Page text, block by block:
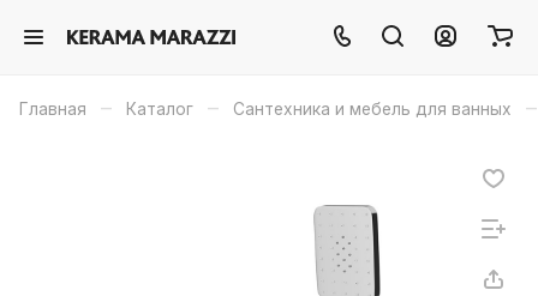
Главная – Каталог – Сантехника и мебель для ванных –